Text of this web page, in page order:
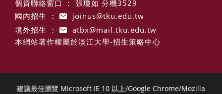
個資聯絡窗口 ： 張瓊如 分機3529
國內招生 ：
joinus@tku.edu.tw
境外招生 ：
atbx@mail.tku.edu.tw
本網站著作權屬於淡江大學-招生策略中心
建議最佳瀏覽 Microsoft IE 10 以上/Google Chrome/Mozilla